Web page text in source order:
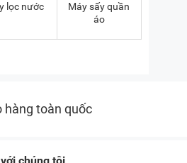
lọc nước
Máy sấy quần
áo
hàng toàn quốc